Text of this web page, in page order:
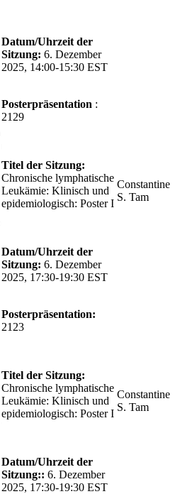
Datum/Uhrzeit der
Sitzung: 6. Dezember
2025, 14:00-15:30 EST
Posterpräsentation :
2129
Titel der Sitzung:
Chronische lymphatische
Leukämie: Klinisch und
epidemiologisch: Poster I
Datum/Uhrzeit der
Sitzung: 6. Dezember
2025, 17:30-19:30 EST
Constantine
S. Tam
Posterpräsentation:
2123
Titel der Sitzung:
Chronische lymphatische
Leukämie: Klinisch und
epidemiologisch: Poster I
Datum/Uhrzeit der
Sitzung:: 6. Dezember
2025, 17:30-19:30 EST
Constantine
S. Tam